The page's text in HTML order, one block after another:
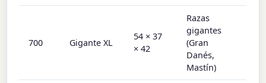
700 Gigante XL
54 × 37
× 42
Razas
gigantes
(Gran
Danés,
Mastín)